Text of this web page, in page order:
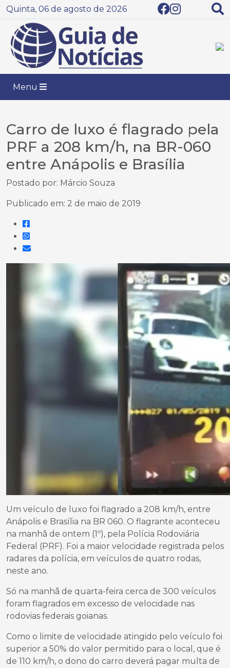
Quinta, 06 de agosto de 2026
Menu
Carro de luxo é flagrado pela
PRF a 208 km/h, na BR-060
entre Anápolis e Brasília
Postado por: Márcio Souza
Publicado em: 2 de maio de 2019
Um veículo de luxo foi flagrado a 208 km/h, entre
Anápolis e Brasília na BR 060. O flagrante aconteceu
na manhã de ontem (1º), pela Polícia Rodoviária
Federal (PRF). Foi a maior velocidade registrada pelos
radares da polícia, em veículos de quatro rodas,
neste ano.
Só na manhã de quarta-feira cerca de 300 veículos
foram flagrados em excesso de velocidade nas
rodovias federais goianas.
Como o limite de velocidade atingido pelo veículo foi
superior a 50% do valor permitido para o local, que é
de 110 km/h, o dono do carro deverá pagar multa de